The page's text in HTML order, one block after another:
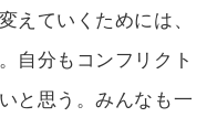
えていくためには、
自分もコンフリクト
と思う。みんなも一